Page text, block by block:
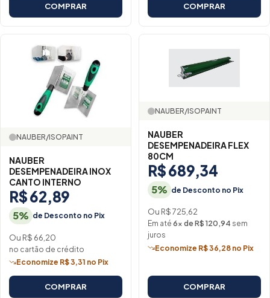
COMPRAR COMPRAR
NAUBER/ISOPAINT
NAUBER
DESEMPENADEIRA INOX
CANTO INTERNO
R$ 62,89
5% de Desconto no Pix
Ou R$ 66,20
no cartão de crédito
Economize R$ 3,31 no Pix
COMPRAR
NAUBER/ISOPAINT
NAUBER
DESEMPENADEIRA FLEX
80CM
R$ 689,34
5% de Desconto no Pix
Ou R$ 725,62
Em até 6× de R$ 120,94 sem
juros
Economize R$ 36,28 no Pix
COMPRAR